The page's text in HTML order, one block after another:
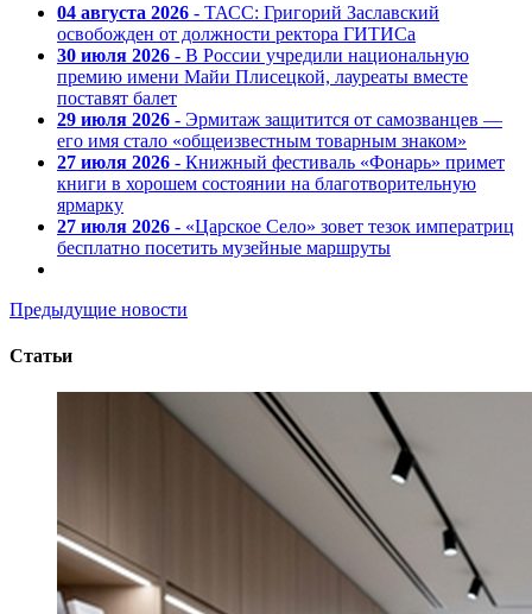
04 августа 2026 - ТАСС: Григорий Заславский
освобожден от должности ректора ГИТИСа
30 июля 2026 - В России учредили национальную
премию имени Майи Плисецкой, лауреаты вместе
поставят балет
29 июля 2026 - Эрмитаж защитится от самозванцев —
его имя стало «общеизвестным товарным знаком»
27 июля 2026 - Книжный фестиваль «Фонарь» примет
книги в хорошем состоянии на благотворительную
ярмарку
27 июля 2026 - «Царское Село» зовет тезок императриц
бесплатно посетить музейные маршруты
Предыдущие новости
Статьи